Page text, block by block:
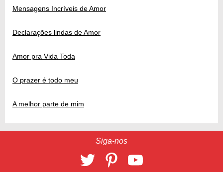
Mensagens Incríveis de Amor
Declarações lindas de Amor
Amor pra Vida Toda
O prazer é todo meu
A melhor parte de mim
Siga-nos